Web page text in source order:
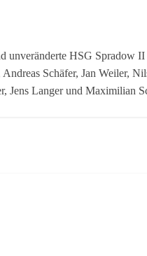
HSG Spradow
Schäfer, Jan Weiler,
Jens Langer und